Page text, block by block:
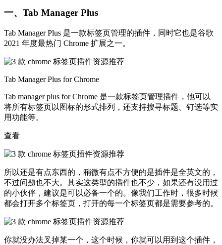
一、Tab Manager Plus
Tab Manager Plus 是一款标签页管理的插件，同时它也是谷歌
2021 年度最热门 Chrome 扩展之一。
Tab Manager Plus for Chrome
Tab manager plus for Chrome 是一款标签页管理插件，他可以
将所有标签页以图标的形式排列，还支持搜寻标题、钉选等实
用功能等。
查看
所以还是有点东西的，稍微有点不方便的是插件是全英文的，
不过问题也不大。其实这类型的插件也不少，如果还有没用过
的小伙伴，建议是可以必备一个的。像我们工作时，很多时候
都会打开多个标签页，打开的每一个标签页都是需要参考的。
你就没办法叉掉某一个，这个时候，你就可以用到这个插件，